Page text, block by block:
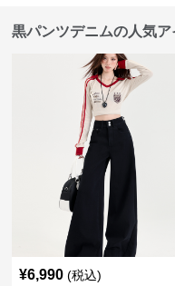
黒パンツデニムの人気ア
¥6,990 (税込)